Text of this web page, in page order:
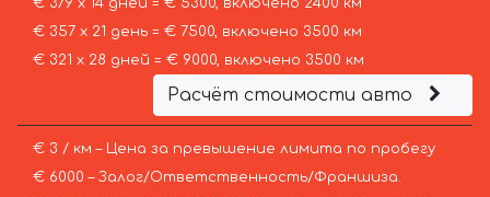
€ 379 х 14 дней = € 5300, включено 2400 км
€ 357 х 21 день = € 7500, включено 3500 км
€ 321 х 28 дней = € 9000, включено 3500 км
Расчёт стоимости авто
€ 3 / км – Цена за превышение лимита по пробегу
€ 6000 – Залог/Ответственность/Франшиза.